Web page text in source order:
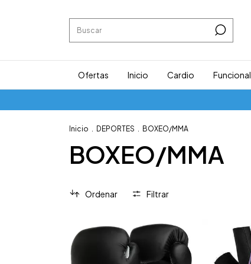
Ofertas Inicio Cardio Funcional
Inicio . DEPORTES . BOXEO/MMA
BOXEO/MMA
Ordenar Filtrar